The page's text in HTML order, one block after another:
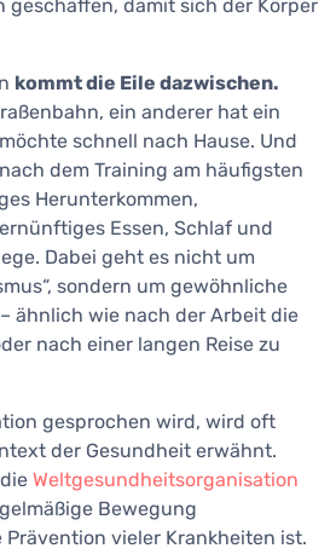
geschaffen, damit sich der Körper
kommt die Eile dazwischen.
ein anderer hat ein
schnell nach Hause. Und
dem Training am häufigsten
Herunterkommen,
Essen, Schlaf und
Dabei geht es nicht um
sondern um gewöhnliche
ähnlich wie nach der Arbeit die
nach einer langen Reise zu
gesprochen wird, wird oft
der Gesundheit erwähnt.
Weltgesundheitsorganisation
Bewegung
vieler Krankheiten ist.